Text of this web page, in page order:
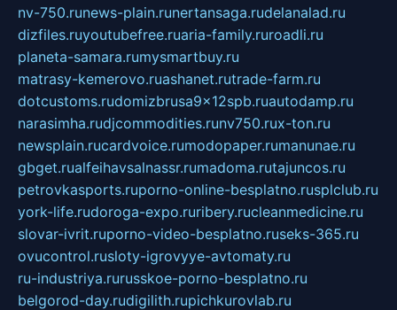
nv-750.runews-plain.runertansaga.rudelanalad.ru
dizfiles.ruyoutubefree.ruaria-family.ruroadli.ru
planeta-samara.rumysmartbuy.ru
matrasy-kemerovo.ruashanet.rutrade-farm.ru
dotcustoms.rudomizbrusa9x12spb.ruautodamp.ru
narasimha.rudjcommodities.runv750.rux-ton.ru
newsplain.rucardvoice.rumodopaper.rumanunae.ru
gbget.rualfeihavsalnassr.rumadoma.rutajuncos.ru
petrovkasports.ruporno-online-besplatno.rusplclub.ru
york-life.rudoroga-expo.ruribery.rucleanmedicine.ru
slovar-ivrit.ruporno-video-besplatno.ruseks-365.ru
ovucontrol.rusloty-igrovyye-avtomaty.ru
ru-industriya.rurusskoe-porno-besplatno.ru
belgorod-day.rudigilith.rupichkurovlab.ru